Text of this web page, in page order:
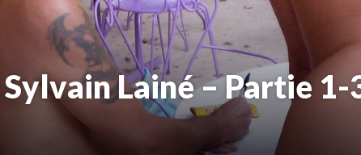
Lainé – Partie 1-